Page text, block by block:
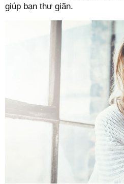
giúp bạn thư giãn.